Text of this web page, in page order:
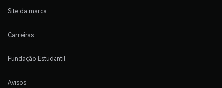
Site da marca
Carreiras
Fundação Estudantil
Avisos